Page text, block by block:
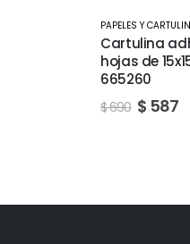
PAPELES Y
Cartulina
$15 $13